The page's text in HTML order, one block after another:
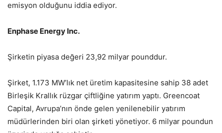
emisyon olduğunu iddia ediyor.
Enphase Energy Inc.
Şirketin piyasa değeri 23,92 milyar pounddur.
Şirket, 1.173 MW’lık net üretim kapasitesine sahip 38 adet
Birleşik Krallık rüzgar çiftliğine yatırım yaptı. Greencoat
Capital, Avrupa’nın önde gelen yenilenebilir yatırım
müdürlerinden biri olan şirketi yönetiyor. 6 milyar poundun